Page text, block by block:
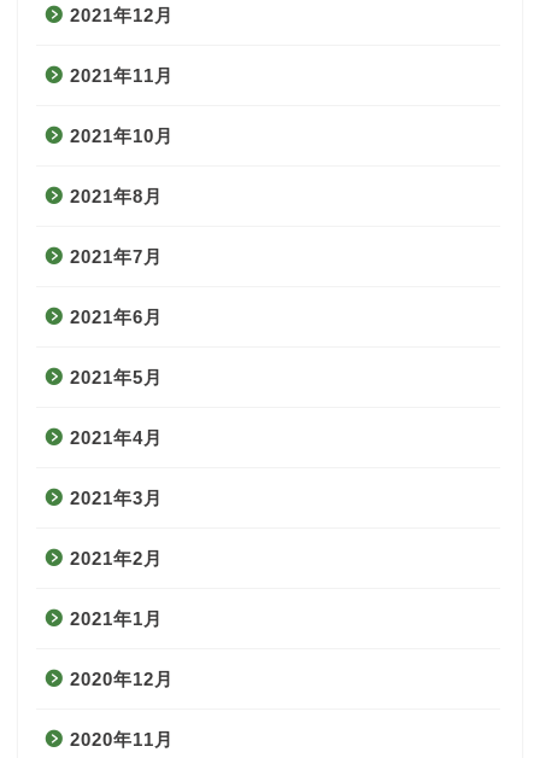
2021年12月
2021年11月
2021年10月
2021年8月
2021年7月
2021年6月
2021年5月
2021年4月
2021年3月
2021年2月
2021年1月
2020年12月
2020年11月